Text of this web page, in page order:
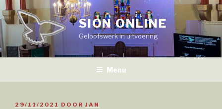
Naar
de
inhoud
springen
SION ONLINE
Geloofswerk in uitvoering
Menu
GEPLAATST
29/11/2021 DOOR JAN